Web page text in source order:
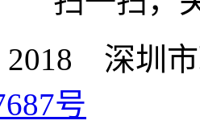
2018 深
号